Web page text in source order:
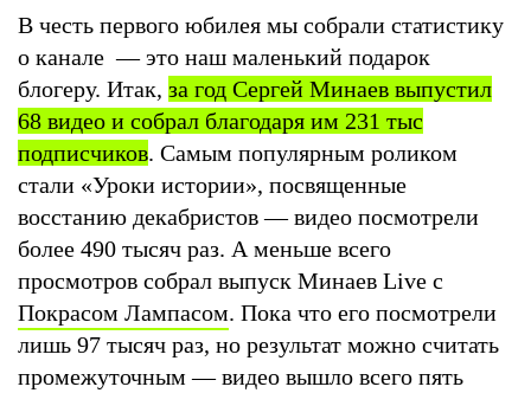
В честь первого юбилея мы собрали статистику
о канале — это наш маленький подарок
блогеру. Итак, за год Сергей Минаев выпустил
68 видео и собрал благодаря им 231 тыс
подписчиков. Самым популярным роликом
стали «Уроки истории», посвященные
восстанию декабристов — видео посмотрели
более 490 тысяч раз. А меньше всего
просмотров собрал выпуск Минаев Live с
Покрасом Лампасом. Пока что его посмотрели
лишь 97 тысяч раз, но результат можно считать
промежуточным — видео вышло всего пять